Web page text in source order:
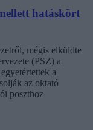
hatáskört
mégis elküldte
(PSZ) a
a
az oktató
poszthoz